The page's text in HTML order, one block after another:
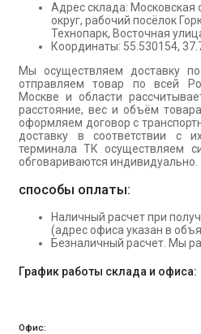
Адрес склада: Московская
округ, рабочий посёлок
Технопарк, Восточная
Координаты: 55.530154,
Мы осуществляем доставку
отправляем товар по всей
Москве и области
расстояние, вес и объём
оформляем договор с
доставку в соответствии с
терминала ТК осуществляем
обговариваются индивидуально.
способы оплаты:
Наличный расчет при
(адрес офиса указан в
Безналичный расчет. Мы
График работы склада и офиса:
Офис: